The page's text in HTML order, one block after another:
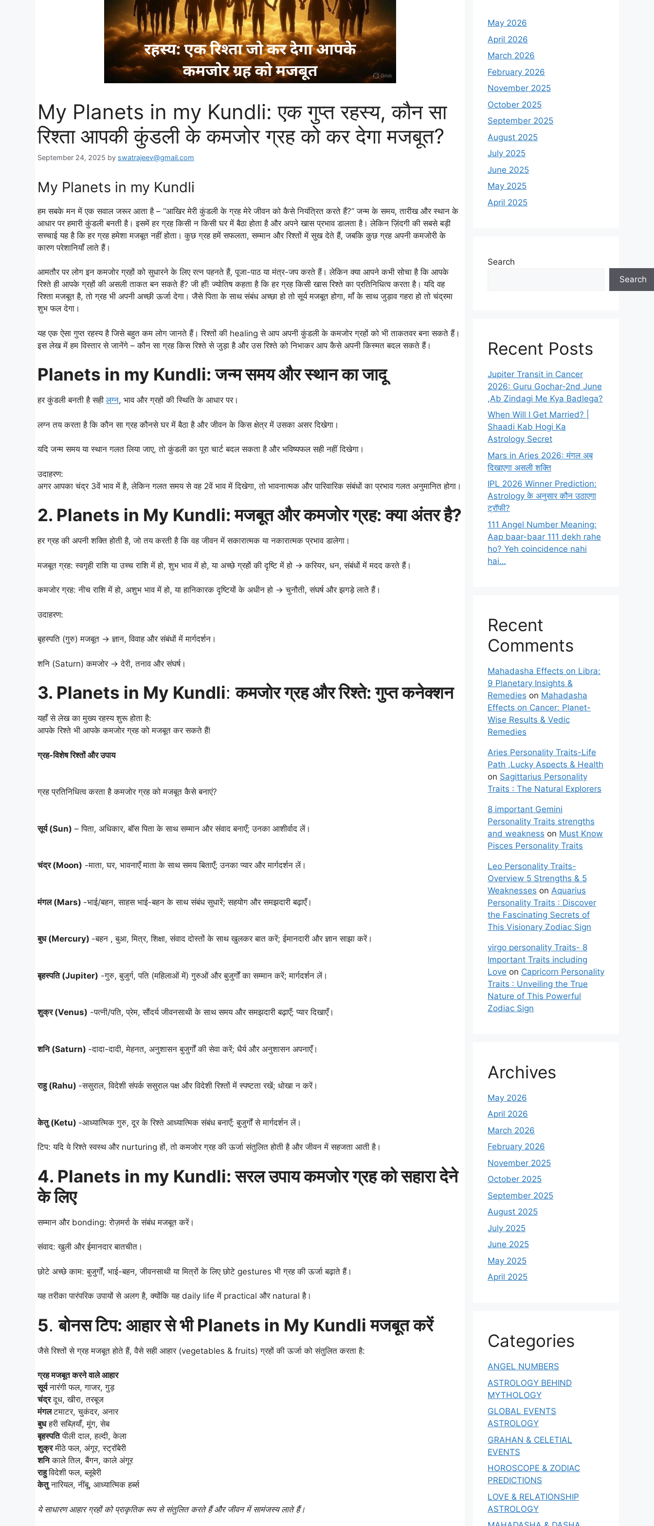
My Planets in my Kundli: एक गुप्त रहस्य, कौन सा
रिश्ता आपकी कुंडली के कमजोर ग्रह को कर देगा मजबूत?
September 24, 2025 by swatrajeev@gmail.com
My Planets in my Kundli
हम सबके मन में एक सवाल जरूर आता है – “आखिर मेरी कुंडली के ग्रह मेरे जीवन को कैसे नियंत्रित करते हैं?” जन्म के समय, तारीख और स्थान के
आधार पर हमारी कुंडली बनती है। इसमें हर ग्रह किसी न किसी घर में बैठा होता है और अपने खास प्रभाव डालता है। लेकिन ज़िंदगी की सबसे बड़ी
सच्चाई यह है कि हर ग्रह हमेशा मजबूत नहीं होता। कुछ ग्रह हमें सफलता, सम्मान और रिश्तों में सुख देते हैं, जबकि कुछ ग्रह अपनी कमजोरी के
कारण परेशानियाँ लाते हैं।
आमतौर पर लोग इन कमजोर ग्रहों को सुधारने के लिए रत्न पहनते हैं, पूजा-पाठ या मंत्र-जप करते हैं। लेकिन क्या आपने कभी सोचा है कि आपके
रिश्ते ही आपके ग्रहों की असली ताकत बन सकते हैं? जी हाँ! ज्योतिष कहता है कि हर ग्रह किसी खास रिश्ते का प्रतिनिधित्व करता है। यदि वह
रिश्ता मजबूत है, तो ग्रह भी अपनी अच्छी ऊर्जा देगा। जैसे पिता के साथ संबंध अच्छा हो तो सूर्य मजबूत होगा, माँ के साथ जुड़ाव गहरा हो तो चंद्रमा
शुभ फल देगा।
यह एक ऐसा गुप्त रहस्य है जिसे बहुत कम लोग जानते हैं। रिश्तों की healing से आप अपनी कुंडली के कमजोर ग्रहों को भी ताकतवर बना सकते हैं।
इस लेख में हम विस्तार से जानेंगे – कौन सा ग्रह किस रिश्ते से जुड़ा है और उस रिश्ते को निभाकर आप कैसे अपनी किस्मत बदल सकते हैं।
Planets in my Kundli: जन्म समय और स्थान का जादू
हर कुंडली बनती है सहीलग्न, भाव और ग्रहों की स्थिति के आधार पर।
लग्न तय करता है कि कौन सा ग्रह कौनसे घर में बैठा है और जीवन के किस क्षेत्र में उसका असर दिखेगा।
यदि जन्म समय या स्थान गलत लिया जाए, तो कुंडली का पूरा चार्ट बदल सकता है और भविष्यफल सही नहीं दिखेगा।
उदाहरण:
अगर आपका चंद्र 3वें भाव में है, लेकिन गलत समय से वह 2वें भाव में दिखेगा, तो भावनात्मक और पारिवारिक संबंधों का प्रभाव गलत अनुमानित होगा।
2. Planets in My Kundli: मजबूत और कमजोर ग्रह: क्या अंतर है?
हर ग्रह की अपनी शक्ति होती है, जो तय करती है कि वह जीवन में सकारात्मक या नकारात्मक प्रभाव डालेगा।
मजबूत ग्रह: स्वगृही राशि या उच्च राशि में हो, शुभ भाव में हो, या अच्छे ग्रहों की दृष्टि में हो → करियर, धन, संबंधों में मदद करते हैं।
कमजोर ग्रह: नीच राशि में हो, अशुभ भाव में हो, या हानिकारक दृष्टियों के अधीन हो → चुनौती, संघर्ष और झगड़े लाते हैं।
उदाहरण:
बृहस्पति (गुरु) मजबूत → ज्ञान, विवाह और संबंधों में मार्गदर्शन।
शनि (Saturn) कमजोर → देरी, तनाव और संघर्ष।
3. Planets in My Kundli:कमजोर ग्रह और रिश्ते: गुप्त कनेक्शन
यहाँ से लेख का मुख्य रहस्य शुरू होता है:
आपके रिश्ते भी आपके कमजोर ग्रह को मजबूत कर सकते हैं!
ग्रह-विशेष रिश्तों और उपाय
ग्रह प्रतिनिधित्व करता है कमजोर ग्रह को मजबूत कैसे बनाएं?
सूर्य (Sun) – पिता, अधिकार, बॉस पिता के साथ सम्मान और संवाद बनाएँ; उनका आशीर्वाद लें।
चंद्र (Moon) -माता, घर, भावनाएँ माता के साथ समय बिताएँ; उनका प्यार और मार्गदर्शन लें।
मंगल (Mars) -भाई/बहन, साहस भाई-बहन के साथ संबंध सुधारें; सहयोग और समझदारी बढ़ाएँ।
बुध (Mercury) -बहन , बुआ, मित्र, शिक्षा, संवाद दोस्तों के साथ खुलकर बात करें; ईमानदारी और ज्ञान साझा करें।
बृहस्पति (Jupiter) -गुरु, बुजुर्ग, पति (महिलाओं में) गुरुओं और बुजुर्गों का सम्मान करें; मार्गदर्शन लें।
शुक्र (Venus) -पत्नी/पति, प्रेम, सौंदर्य जीवनसाथी के साथ समय और समझदारी बढ़ाएँ; प्यार दिखाएँ।
शनि (Saturn) -दादा-दादी, मेहनत, अनुशासन बुजुर्गों की सेवा करें; धैर्य और अनुशासन अपनाएँ।
राहु (Rahu) -ससुराल, विदेशी संपर्क ससुराल पक्ष और विदेशी रिश्तों में स्पष्टता रखें; धोखा न करें।
केतु (Ketu) -आध्यात्मिक गुरु, दूर के रिश्ते आध्यात्मिक संबंध बनाएँ; बुजुर्गों से मार्गदर्शन लें।
टिप: यदि ये रिश्ते स्वस्थ और nurturing हों, तो कमजोर ग्रह की ऊर्जा संतुलित होती है और जीवन में सहजता आती है।
4. Planets in my Kundli: सरल उपाय कमजोर ग्रह को सहारा देने
के लिए
सम्मान और bonding: रोज़मर्रा के संबंध मजबूत करें।
संवाद: खुली और ईमानदार बातचीत।
छोटे अच्छे काम: बुजुर्गों, भाई-बहन, जीवनसाथी या मित्रों के लिए छोटे gestures भी ग्रह की ऊर्जा बढ़ाते हैं।
यह तरीका पारंपरिक उपायों से अलग है, क्योंकि यह daily life में practical और natural है।
5.बोनस टिप: आहार से भी Planets in My Kundli मजबूत करें
जैसे रिश्तों से ग्रह मजबूत होते हैं, वैसे सही आहार (vegetables & fruits) ग्रहों की ऊर्जा को संतुलित करता है:
ग्रह मजबूत करने वाले आहार
सूर्यनारंगी फल, गाजर, गुड़
चंद्रदूध, खीरा, तरबूज
मंगलटमाटर, चुकंदर, अनार
बुधहरी सब्ज़ियाँ, मूंग, सेब
बृहस्पतिपीली दाल, हल्दी, केला
शुक्रमीठे फल, अंगूर, स्ट्रॉबेरी
शनिकाले तिल, बैंगन, काले अंगूर
राहुविदेशी फल, ब्लूबेरी
केतुनारियल, नींबू, आध्यात्मिक हर्ब्स
ये साधारण आहार ग्रहों को प्राकृतिक रूप से संतुलित करते हैं और जीवन में सामंजस्य लाते हैं।
May 2026
April 2026
March 2026
February 2026
November 2025
October 2025
September 2025
August 2025
July 2025
June 2025
May 2025
April 2025
Search
Search
Recent Posts
Jupiter Transit in Cancer
2026: Guru Gochar-2nd June
,Ab Zindagi Me Kya Badlega?
When Will I Get Married? |
Shaadi Kab Hogi Ka
Astrology Secret
Mars in Aries 2026: मंगल अब
दिखाएगा असली शक्ति
IPL 2026 Winner Prediction:
Astrology के अनुसार कौन उठाएगा
ट्रॉफी?
111 Angel Number Meaning:
Aap baar-baar 111 dekh rahe
ho? Yeh coincidence nahi
hai…
Recent
Comments
Mahadasha Effects on Libra:
9 Planetary Insights &
Remedies on Mahadasha
Effects on Cancer: Planet-
Wise Results & Vedic
Remedies
Aries Personality Traits-Life
Path ,Lucky Aspects & Health
on Sagittarius Personality
Traits : The Natural Explorers
8 important Gemini
Personality Traits strengths
and weakness on Must Know
Pisces Personality Traits
Leo Personality Traits-
Overview 5 Strengths & 5
Weaknesses on Aquarius
Personality Traits : Discover
the Fascinating Secrets of
This Visionary Zodiac Sign
virgo personality Traits- 8
Important Traits including
Love on Capricorn Personality
Traits : Unveiling the True
Nature of This Powerful
Zodiac Sign
Archives
May 2026
April 2026
March 2026
February 2026
November 2025
October 2025
September 2025
August 2025
July 2025
June 2025
May 2025
April 2025
Categories
ANGEL NUMBERS
ASTROLOGY BEHIND
MYTHOLOGY
GLOBAL EVENTS
ASTROLOGY
GRAHAN & CELETIAL
EVENTS
HOROSCOPE & ZODIAC
PREDICTIONS
LOVE & RELATIONSHIP
ASTROLOGY